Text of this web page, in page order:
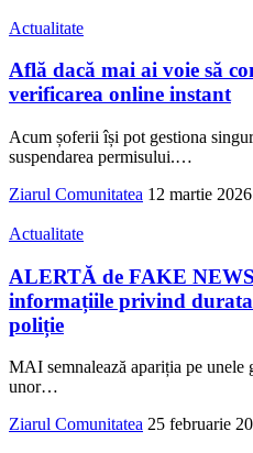
Actualitate
Află dacă mai ai voie să
verificarea online instant
Acum șoferii își pot gestiona
suspendarea permisului.…
Ziarul Comunitatea 12 martie 2026
Actualitate
ALERTĂ de FAKE
informațiile privind
poliție
MAI semnalează apariția pe unele
unor…
Ziarul Comunitatea 25 februarie